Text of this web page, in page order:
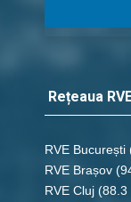
Rețeaua
RVE București
RVE Brașov
RVE Cluj (88.3